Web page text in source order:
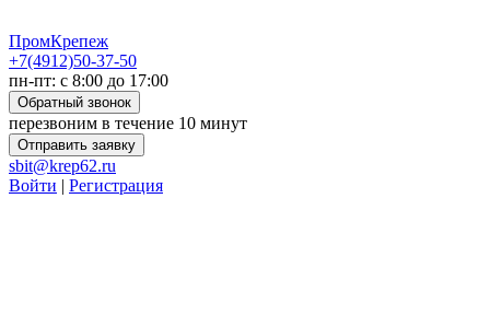
ПромКрепеж
+7(4912)50-37-50
пн-пт: с 8:00 до 17:00
Обратный звонок
перезвоним в течение 10 минут
Отправить заявку
sbit@krep62.ru
Войти | Регистрация